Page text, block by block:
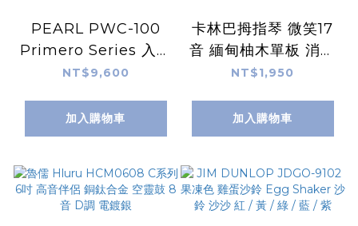
PEARL PWC-100
Primero Series 入門
系列康加鼓 10吋 兩層
皮 鐵製烤漆鼓框 附原
廠腳架
NT$9,600
加入購物車
卡林巴拇指琴 微笑17
音 緬甸柚木單板 消光
銀鋼片組 附台灣製軟
NT$1,950
加入購物車